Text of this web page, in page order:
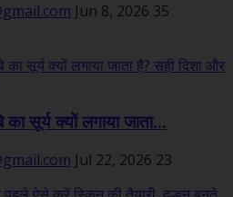
Jun 8, 2026 35
का सूर्य क्यों लगाया जाता...
Jul 22, 2026 23